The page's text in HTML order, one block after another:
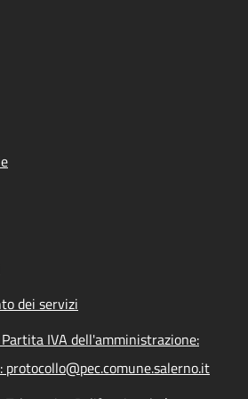
dei servizi
IVA dell'amministrazione: